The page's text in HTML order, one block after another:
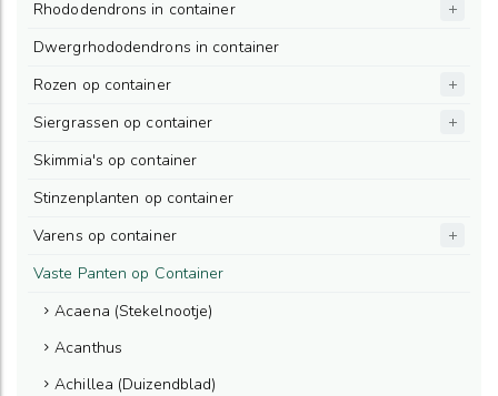
Rhododendrons in container
Dwergrhododendrons in container
Rozen op container
Siergrassen op container
Skimmia's op container
Stinzenplanten op container
Varens op container
Vaste Panten op Container
Acaena (Stekelnootje)
Acanthus
Achillea (Duizendblad)